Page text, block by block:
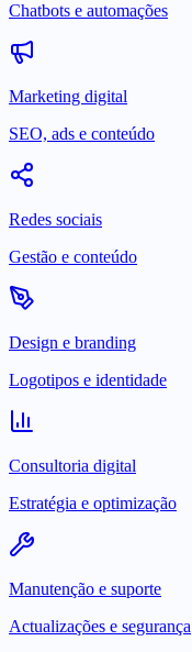
Chatbots e automações
Marketing digital
SEO, ads e conteúdo
Redes sociais
Gestão e conteúdo
Design e branding
Logotipos e identidade
Consultoria digital
Estratégia e optimização
Manutenção e suporte
Actualizações e segurança